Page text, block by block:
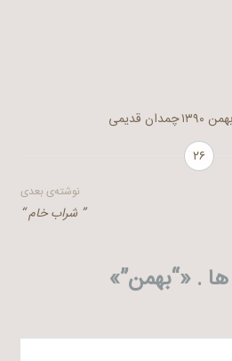
چمدان قدیمی
۲۶
نوشته‌ی بعدی
” شراب خام “
ها . «“بهمن”»